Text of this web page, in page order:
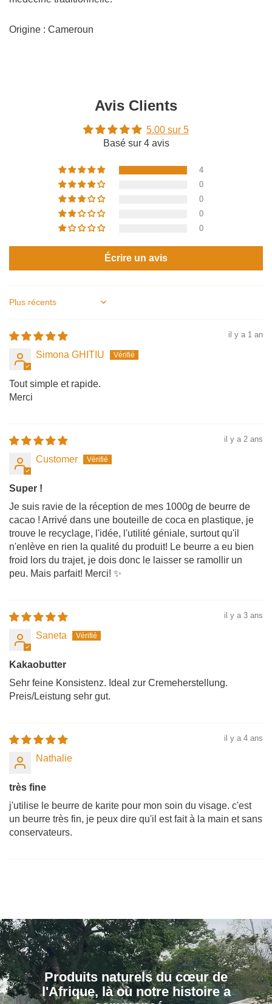
Origine : Cameroun
Avis Clients
5.00 sur 5
Basé sur 4 avis
4
0
0
0
0
Écrire un avis
Sort by
il y a 1 an
Simona GHITIU
Tout simple et rapide.
Merci
il y a 2 ans
Customer
Super !
Je suis ravie de la réception de mes 1000g de beurre de
cacao ! Arrivé dans une bouteille de coca en plastique, je
trouve le recyclage, l'idée, l'utilité géniale, surtout qu'il
n'enlève en rien la qualité du produit! Le beurre a eu bien
froid lors du trajet, je dois donc le laisser se ramollir un
peu. Mais parfait! Merci! ✨
il y a 3 ans
Saneta
Kakaobutter
Sehr feine Konsistenz. Ideal zur Cremeherstellung.
Preis/Leistung sehr gut.
il y a 4 ans
Nathalie
très fine
j'utilise le beurre de karite pour mon soin du visage. c'est
un beurre très fin, je peux dire qu'il est fait à la main et sans
conservateurs.
Produits naturels du cœur de
l'Afrique, là où notre histoire a